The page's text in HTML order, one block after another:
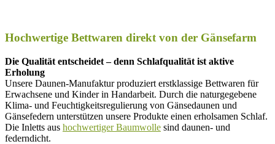
Hochwertige Bettwaren direkt von der Gänsefarm
Die Qualität entscheidet – denn Schlafqualität ist aktive
Erholung
Unsere Daunen-Manufaktur produziert erstklassige Bettwaren für
Erwachsene und Kinder in Handarbeit. Durch die naturgegebene
Klima- und Feuchtigkeitsregulierung von Gänsedaunen und
Gänsefedern unterstützen unsere Produkte einen erholsamen Schlaf.
Die Inletts aus hochwertiger Baumwolle sind daunen- und
federndicht.